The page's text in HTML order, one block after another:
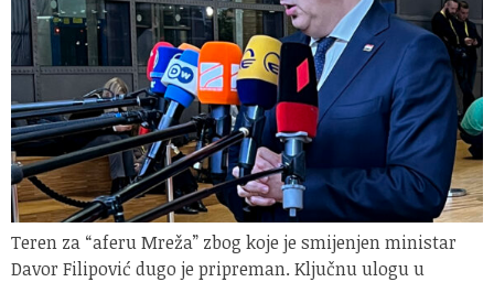
Teren za “aferu Mreža” zbog koje je smijenjen ministar
Davor Filipović dugo je pripreman. Ključnu ulogu u